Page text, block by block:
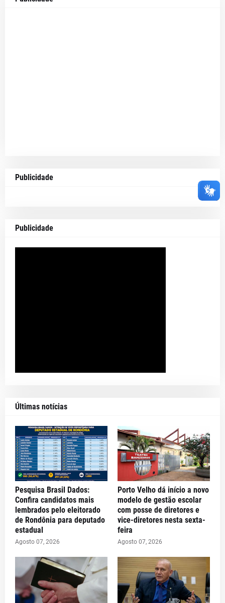
Publicidade
Publicidade
Últimas notícias
Pesquisa Brasil Dados:
Confira candidatos mais
lembrados pelo eleitorado
de Rondônia para deputado
estadual
Agosto 07, 2026
Porto Velho dá início a novo
modelo de gestão escolar
com posse de diretores e
vice-diretores nesta sexta-
feira
Agosto 07, 2026